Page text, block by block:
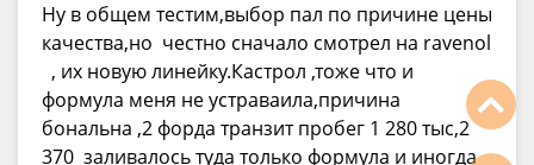
Ну в общем тестим,выбор пал по причине цены
качества,но честно сначало смотрел на ravenol
, их новую линейку.Кастрол ,тоже что и
формула меня не устраваила,причина
бональна ,2 форда транзит пробег 1 280 тыс,2
370 заливалось туда только формула и иногда